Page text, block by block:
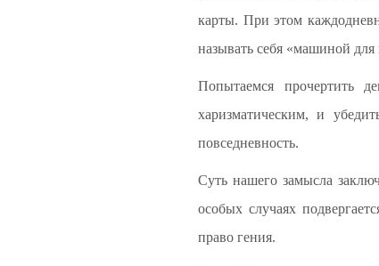
карты. При этом
называть себя «машиной для
Попытаемся прочертить
харизматическим, и
повседневность.
Суть нашего замысла
особых случаях
право гения.